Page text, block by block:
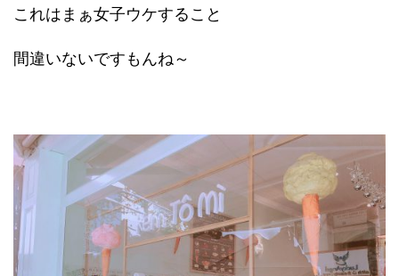
これはまぁ女子ウケすること
間違いないですもんね～